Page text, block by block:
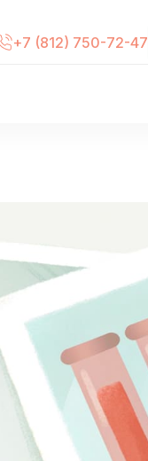
+7 (812) 750-72-47